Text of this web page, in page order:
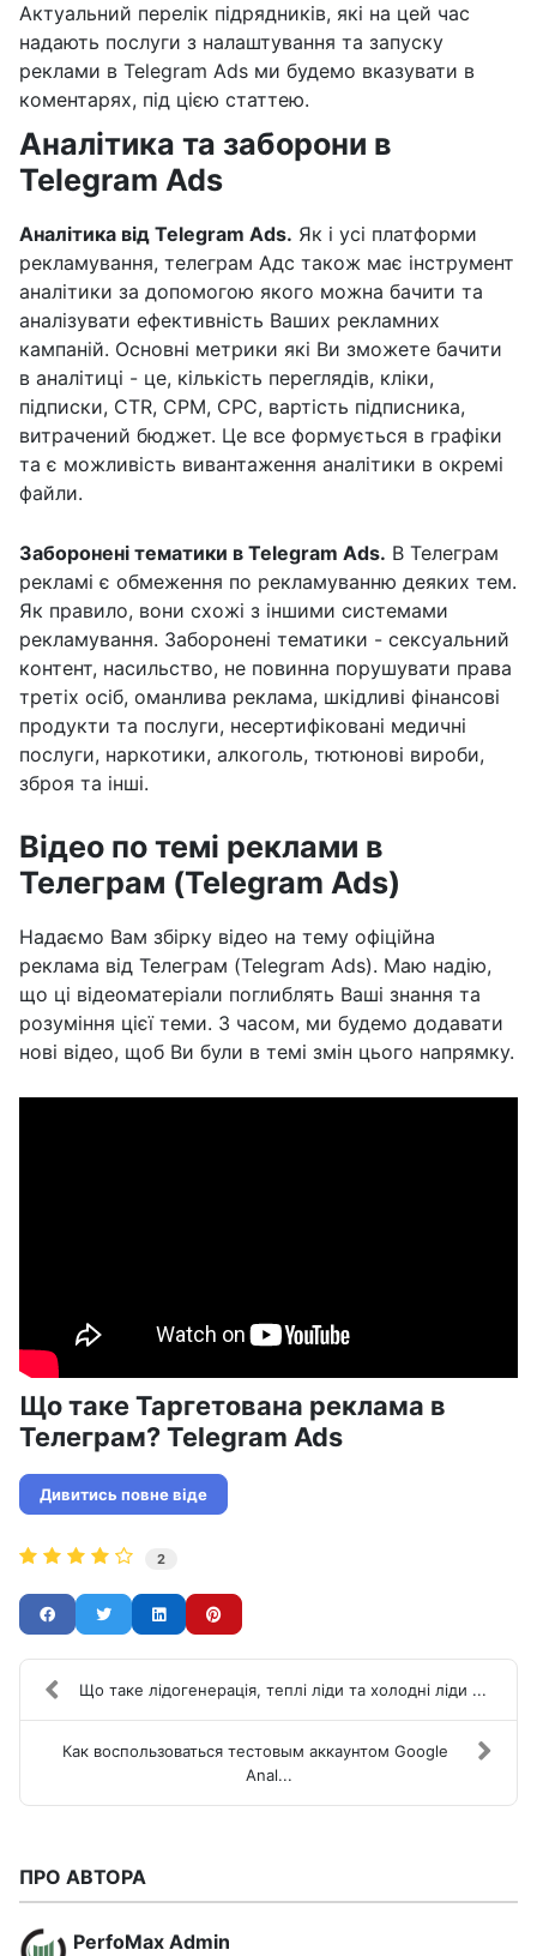
Актуальний перелік підрядників, які на цей час
надають послуги з налаштування та запуску
реклами в Telegram Ads ми будемо вказувати в
коментарях, під цією статтею.
Аналітика та заборони в
Telegram Ads
Аналітика від Telegram Ads. Як і усі платформи
рекламування, телеграм Адс також має інструмент
аналітики за допомогою якого можна бачити та
аналізувати ефективність Ваших рекламних
кампаній. Основні метрики які Ви зможете бачити
в аналітиці - це, кількість переглядів, кліки,
підписки, CTR, CPM, CPC, вартість підписника,
витрачений бюджет. Це все формується в графіки
та є можливість вивантаження аналітики в окремі
файли.
Заборонені тематики в Telegram Ads. В Телеграм
рекламі є обмеження по рекламуванню деяких тем.
Як правило, вони схожі з іншими системами
рекламування. Заборонені тематики - сексуальний
контент, насильство, не повинна порушувати права
третіх осіб, оманлива реклама, шкідливі фінансові
продукти та послуги, несертифіковані медичні
послуги, наркотики, алкоголь, тютюнові вироби,
зброя та інші.
Відео по темі реклами в
Телеграм (Telegram Ads)
Надаємо Вам збірку відео на тему офіційна
реклама від Телеграм (Telegram Ads). Маю надію,
що ці відеоматеріали поглиблять Ваші знання та
розуміння цієї теми. З часом, ми будемо додавати
нові відео, щоб Ви були в темі змін цього напрямку.
Що таке Таргетована реклама в
Телеграм? Telegram Ads
Дивитись повне віде
2
Що таке лідогенерація, теплі ліди та холодні ліди ...
Как воспользоваться тестовым аккаунтом Google
Anal...
ПРО АВТОРА
PerfoMax Admin